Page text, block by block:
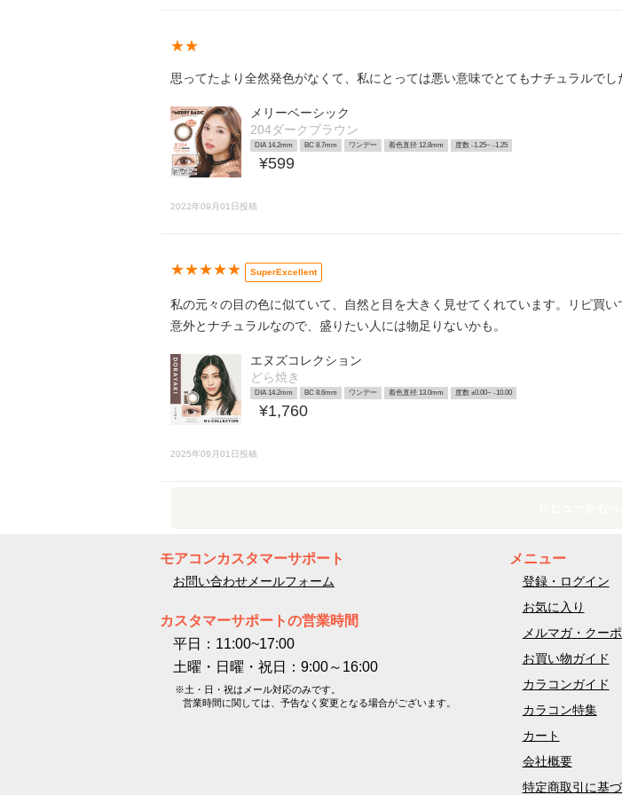
★★
思ってたより全然発色がなくて、私にとっては悪い意味でとてもナチュラルで
メリーベーシック
204ダークブラウン
DIA 14.2mm BC 8.7mm ワンデー 着色直径 12.8mm 度数 -1.25~ -1.25
¥599
2022年09月01日投稿
★★★★★ SuperExcellent
私の元々の目の色に似ていて、自然と目を大きく見せてくれています。リピ買い
意外とナチュラルなので、盛りたい人には物足りないかも。
エヌズコレクション
どら焼き
DIA 14.2mm BC 8.6mm ワンデー 着色直径 13.0mm 度数 ±0.00~ -10.00
¥1,760
2025年09月01日投稿
モアコンカスタマーサポート
お問い合わせメールフォーム
カスタマーサポートの営業時間
平日：11:00~17:00
土曜・日曜・祝日：9:00～16:00
※土・日・祝はメール対応のみです。
営業時間に関しては、予告なく変更となる場合がございます。
メニュー
登録・ログイン
お気に入り
メルマガ・クー
お買い物ガイド
カラコンガイド
カラコン特集
カート
会社概要
特定商取引に基